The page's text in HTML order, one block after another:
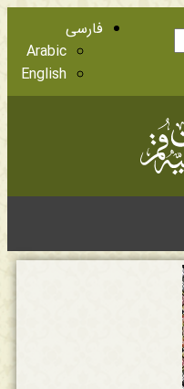
فارسی
Arabic
English